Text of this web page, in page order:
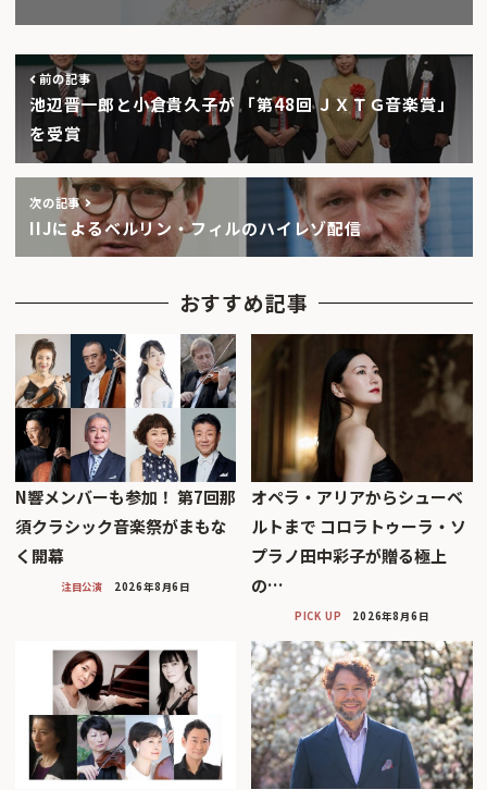
前の記事
池辺晋一郎と小倉貴久子が 「第48回 ＪＸＴＧ音楽賞」
を受賞
次の記事
IIJによるベルリン・フィルのハイレゾ配信
おすすめ記事
N響メンバーも参加！ 第7回那
須クラシック音楽祭がまもな
く開幕
注目公演 2026年8月6日
オペラ・アリアからシューベ
ルトまで コロラトゥーラ・ソ
プラノ田中彩子が贈る極上
の…
PICK UP 2026年8月6日